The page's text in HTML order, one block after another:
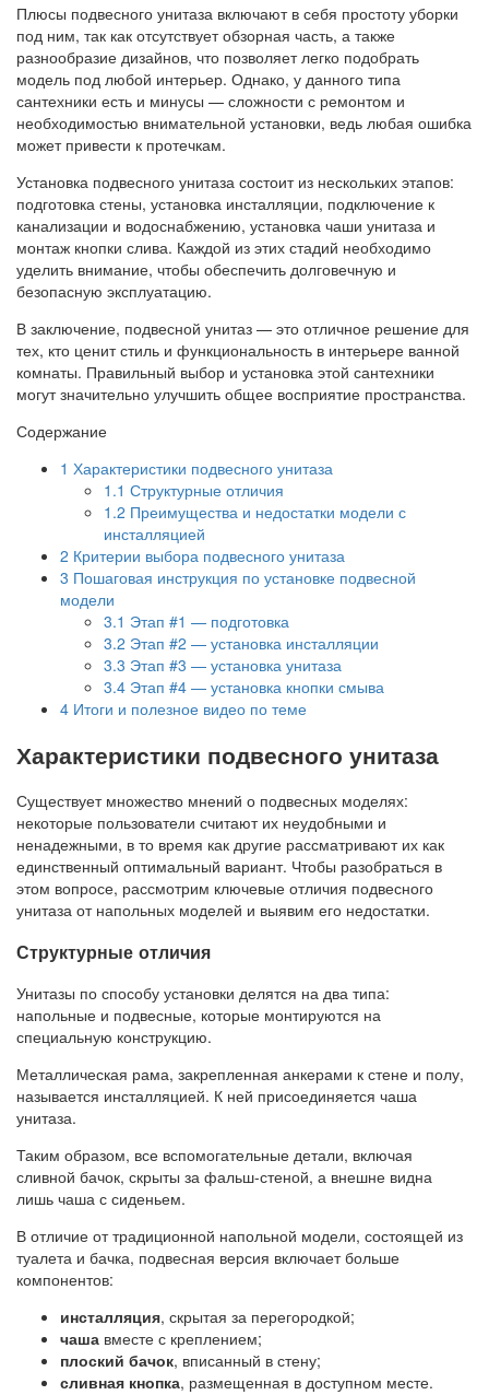
Плюсы подвесного унитаза включают в себя простоту уборки
под ним, так как отсутствует обзорная часть, а также
разнообразие дизайнов, что позволяет легко подобрать
модель под любой интерьер. Однако, у данного типа
сантехники есть и минусы — сложности с ремонтом и
необходимостью внимательной установки, ведь любая ошибка
может привести к протечкам.
Установка подвесного унитаза состоит из нескольких этапов:
подготовка стены, установка инсталляции, подключение к
канализации и водоснабжению, установка чаши унитаза и
монтаж кнопки слива. Каждой из этих стадий необходимо
уделить внимание, чтобы обеспечить долговечную и
безопасную эксплуатацию.
В заключение, подвесной унитаз — это отличное решение для
тех, кто ценит стиль и функциональность в интерьере ванной
комнаты. Правильный выбор и установка этой сантехники
могут значительно улучшить общее восприятие пространства.
Содержание
1 Характеристики подвесного унитаза
1.1 Структурные отличия
1.2 Преимущества и недостатки модели с
инсталляцией
2 Критерии выбора подвесного унитаза
3 Пошаговая инструкция по установке подвесной
модели
3.1 Этап #1 — подготовка
3.2 Этап #2 — установка инсталляции
3.3 Этап #3 — установка унитаза
3.4 Этап #4 — установка кнопки смыва
4 Итоги и полезное видео по теме
Характеристики подвесного унитаза
Существует множество мнений о подвесных моделях:
некоторые пользователи считают их неудобными и
ненадежными, в то время как другие рассматривают их как
единственный оптимальный вариант. Чтобы разобраться в
этом вопросе, рассмотрим ключевые отличия подвесного
унитаза от напольных моделей и выявим его недостатки.
Структурные отличия
Унитазы по способу установки делятся на два типа:
напольные и подвесные, которые монтируются на
специальную конструкцию.
Металлическая рама, закрепленная анкерами к стене и полу,
называется инсталляцией. К ней присоединяется чаша
унитаза.
Таким образом, все вспомогательные детали, включая
сливной бачок, скрыты за фальш-стеной, а внешне видна
лишь чаша с сиденьем.
В отличие от традиционной напольной модели, состоящей из
туалета и бачка, подвесная версия включает больше
компонентов:
инсталляция, скрытая за перегородкой;
чаша вместе с креплением;
плоский бачок, вписанный в стену;
сливная кнопка, размещенная в доступном месте.